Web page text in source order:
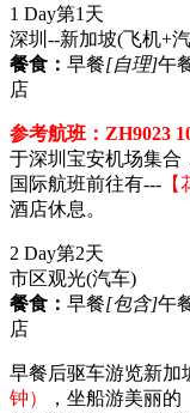
1 Day第1天
深圳--新加坡(飞机+
餐食： 早餐[自理]午
店
参考航班：ZH9023
于深圳宝安机场集合
国际航班前往有---
酒店休息。
2 Day第2天
市区观光(汽车)
餐食： 早餐[包含]午
店
早餐后驱车游览新加
钟）
，坐船游美丽的